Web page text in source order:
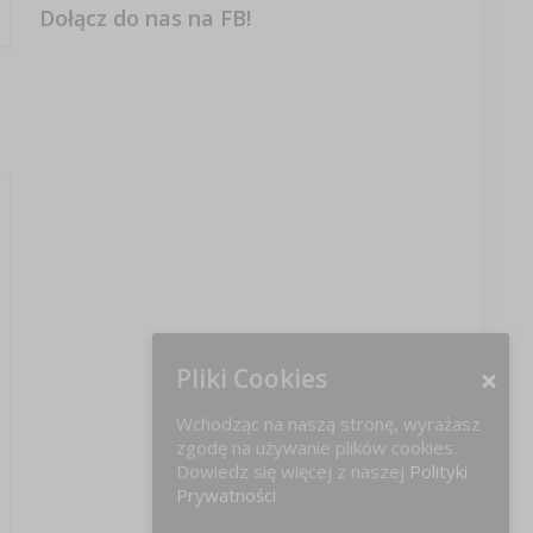
Dołącz do nas na FB!
Pliki Cookies
Wchodząc na naszą stronę, wyrażasz
zgodę na używanie plików cookies.
Dowiedz się więcej z naszej Polityki
Prywatności